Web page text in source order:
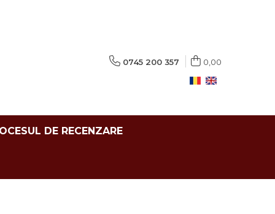
0745 200 357 0,00
DE RECENZARE